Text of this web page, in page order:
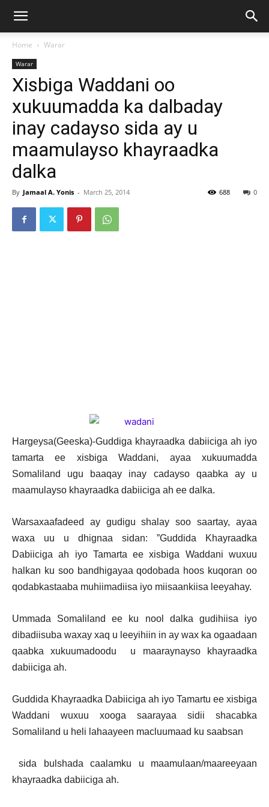
Home Warar
Warar
Xisbiga Waddani oo
xukuumadda ka dalbaday
inay cadayso sida ay u
maamulayso khayraadka
dalka
By Jamaal A. Yonis - March 25, 2014 0
688
Hargeysa(Geeska)-Guddiga khayraadka dabiiciga ah iyo
tamarta ee xisbiga Waddani, ayaa xukuumadda
Somaliland ugu baaqay inay cadayso qaabka ay u
maamulayso khayraadka dabiiciga ah ee dalka.
Warsaxaafadeed ay gudigu shalay soo saartay, ayaa
waxa uu u dhignaa sidan: ”Guddida Khayraadka
Dabiiciga ah iyo Tamarta ee xisbiga Waddani wuxuu
halkan ku soo bandhigayaa qodobada hoos kuqoran oo
qodabkastaaba muhiimadiisa iyo miisaankiisa leeyahay.
Ummada Somaliland ee ku nool dalka gudihiisa iyo
dibadiisuba waxay xaq u leeyihiin in ay wax ka ogaadaan
qaabka xukuumadoodu u maaraynayso khayraadka
dabiiciga ah.
Guddida Khayraadka Dabiiciga ah iyo Tamartu ee xisbiga
Waddani wuxuu xooga saarayaa sidii shacabka
Somaliland u heli lahaayeen macluumaad ku saabsan
sida bulshada caalamku u maamulaan/maareeyaan
khayraadka dabiiciga ah.